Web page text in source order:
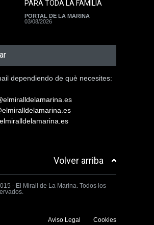
PARA TODA LA FAMILIA
PORTAL DE LA MARINA
03/08/2026
dependiendo de què necesites:
Volver arriba
- El Mirall de La Marina. Todos los
Aviso Legal Cookies